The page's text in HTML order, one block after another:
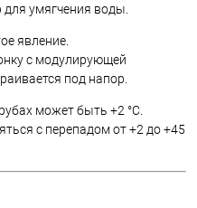
умягчения воды.
явление.
с модулирующей
под напор.
может быть +2 °C.
с перепадом от +2 до +45